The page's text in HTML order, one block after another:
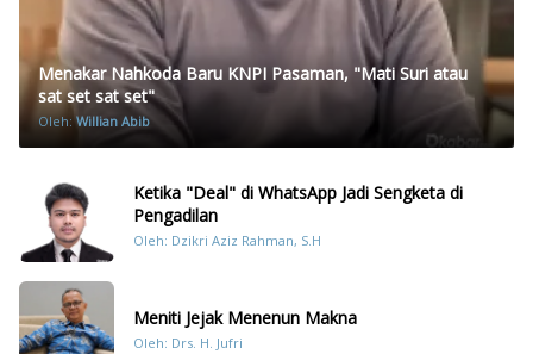
Menakar Nahkoda Baru KNPI Pasaman, "Mati Suri atau
sat set sat set"
Oleh:Willian Abib
Ketika "Deal" di WhatsApp Jadi Sengketa di
Pengadilan
Oleh: Dzikri Aziz Rahman, S.H
Meniti Jejak Menenun Makna
Oleh: Drs. H. Jufri